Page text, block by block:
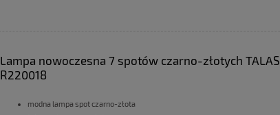
Lampa nowoczesna 7 spotów czarno-złotych TALAS
R220018
modna lampa spot czarno-złota